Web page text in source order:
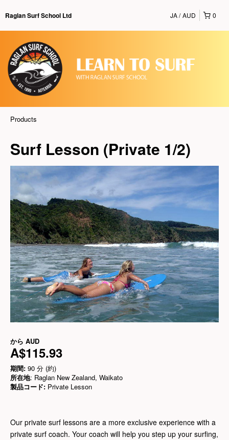
Raglan Surf School Ltd 0
JA AUD
Products
Surf Lesson (Private 1/2)
から AUD
A$115.93
期間: 90 分 (約)
所在地: Raglan New Zealand, Waikato
製品コード: Private Lesson
Our private surf lessons are a more exclusive experience with a
private surf coach. Your coach will help you step up your surfing,